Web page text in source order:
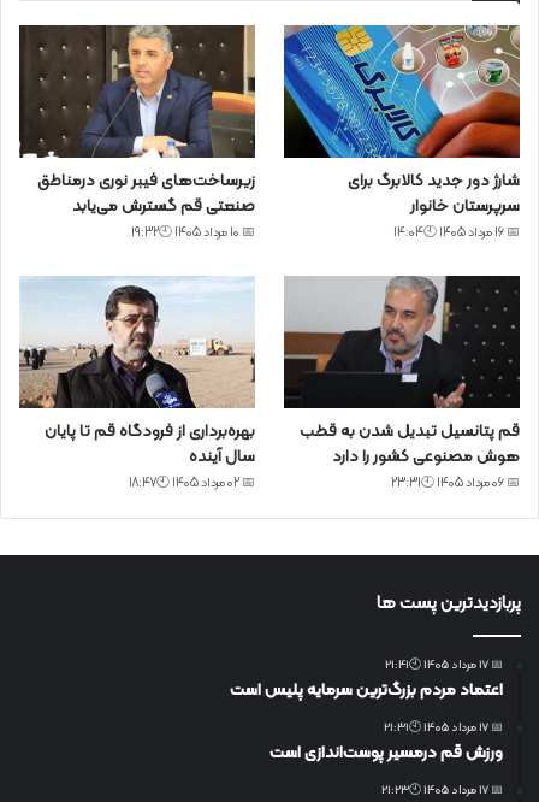
شارژ دور جدید کالابرگ برای
سرپرستان خانوار
📅 16 مرداد 1405 🕙14:04
زیرساخت‌های فیبر نوری درمناطق
صنعتی قم گسترش می‌یابد
📅 10 مرداد 1405 🕙19:32
قم پتانسیل تبدیل شدن به قطب
هوش مصنوعی کشور را دارد
📅 06 مرداد 1405 🕙23:31
بهره‌برداری از فرودگاه قم تا پایان
سال آینده
📅 02 مرداد 1405 🕙18:47
پربازدیدترین پست ها
📅 17 مرداد 1405 🕙21:41
اعتماد مردم بزرگ‌ترین سرمایه پلیس است
📅 17 مرداد 1405 🕙21:31
ورزش قم درمسیر پوست‌اندازی است
📅 17 مرداد 1405 🕙21:23